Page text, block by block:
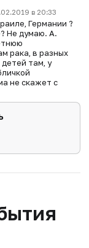
в 20:33
Германии ?
Не думаю. А.
рака, в разных
там, у
не скажет с